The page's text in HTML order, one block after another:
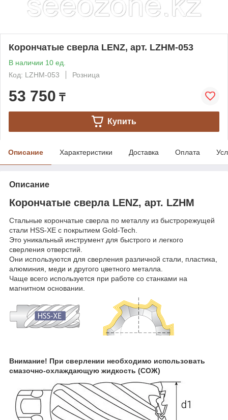
Корончатые сверла LENZ, арт. LZHM-053
В наличии 10 ед.
Код: LZHM-053
Розница
53 750 ₸
Купить
Описание Характеристики Доставка Оплата
Описание
Корончатые сверла LENZ, арт. LZHM
Стальные корончатые сверла по металлу из быстрорежущей
стали HSS-XE с покрытием Gold-Tech.
Это уникальный инструмент для быстрого и легкого
сверления отверстий.
Они используются для сверления различной стали, пластика,
алюминия, меди и другого цветного металла.
Чаще всего используется при работе со станками на
магнитном основании.
Внимание! При сверлении необходимо использовать
смазочно-охлаждающую жидкость (СОЖ)